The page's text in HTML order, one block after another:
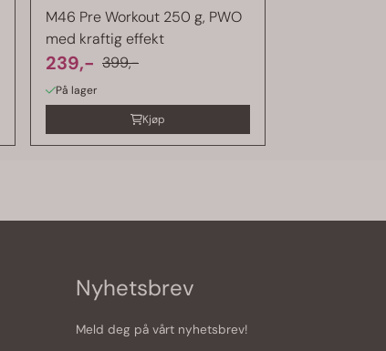
M46 Pre Workout 250 g, PWO
med kraftig effekt
239,- 399,-
På lager
Kjøp
Nyhetsbrev
Meld deg på vårt nyhetsbrev!